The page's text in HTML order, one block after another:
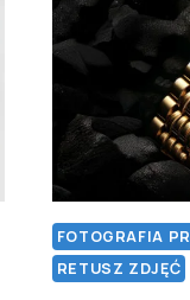
FOTOGRAFIA
RETUSZ ZDJĘĆ